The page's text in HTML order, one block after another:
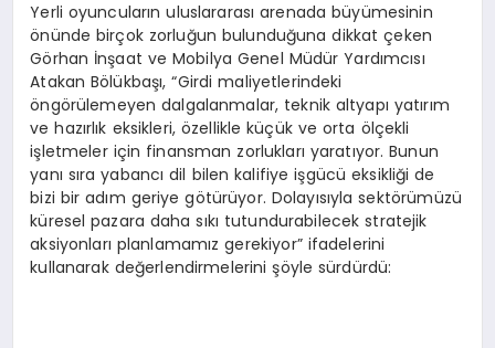
Yerli oyuncuların uluslararası arenada büyümesinin
önünde birçok zorluğun bulunduğuna dikkat çeken
Görhan İnşaat ve Mobilya Genel Müdür Yardımcısı
Atakan Bölükbaşı, “Girdi maliyetlerindeki
öngörülemeyen dalgalanmalar, teknik altyapı yatırım
ve hazırlık eksikleri, özellikle küçük ve orta ölçekli
işletmeler için finansman zorlukları yaratıyor. Bunun
yanı sıra yabancı dil bilen kalifiye işgücü eksikliği de
bizi bir adım geriye götürüyor. Dolayısıyla sektörümüzü
küresel pazara daha sıkı tutundurabilecek stratejik
aksiyonları planlamamız gerekiyor” ifadelerini
kullanarak değerlendirmelerini şöyle sürdürdü: